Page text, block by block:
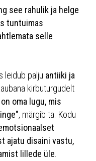
see rahulik ja helge
tuntuimas
selle
leidub palju antiiki ja
kirbuturgudelt
oma lugu, mis
, märgib ta. Kodu
ajatu disaini vastu,
lillede üle